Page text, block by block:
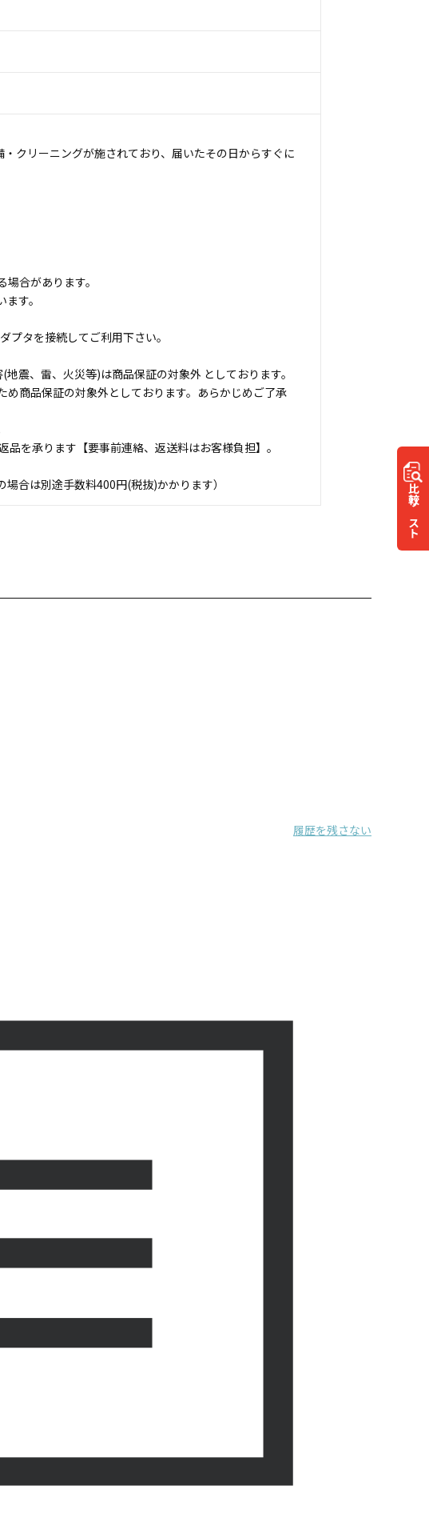
比較
リスト
クリーニングが施されており、届いたその日からすぐに
合があります。
す。
タを接続してご利用下さい。
震、雷、火災等)は商品保証の対象外 としております。
商品保証の対象外としております。あらかじめご了承
を承ります【要事前連絡、返送料はお客様負担】。
合は別途手数料400円(税抜)かかります）
履歴を残さない